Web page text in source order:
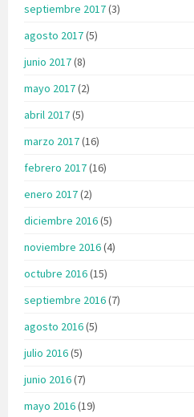
septiembre 2017(3)
agosto 2017(5)
junio 2017(8)
mayo 2017(2)
abril 2017(5)
marzo 2017(16)
febrero 2017(16)
enero 2017(2)
diciembre 2016(5)
noviembre 2016(4)
octubre 2016(15)
septiembre 2016(7)
agosto 2016(5)
julio 2016(5)
junio 2016(7)
mayo 2016(19)